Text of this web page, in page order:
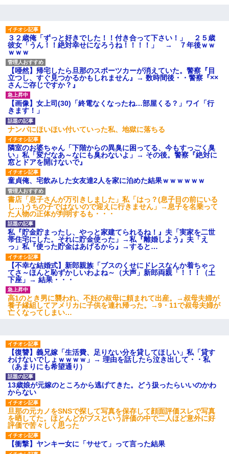
３２歳俺「ずっと好きでした！！付き合って下さい！」 ２５歳
彼女「うん！！絶対幸せになろうね！！！！」 → ７年後ｗｗ
ｗｗｗ
【唖然】帰宅したら旦那のスポーツカーが消えていた。警察『目
立つし、すぐ見つかるかもしれません』→ 数時間後・・警察『××
さんご存じですか？』
【画像】女上司(30)「終電なくなったね…部屋くる？」ワイ「行
きます！」
ナンパにほいほい付いていった私、地獄に落ちる
隣室のお婆ちゃん「下階からの異臭に困ってる、今もすっごく臭
い」私「変だなあ～なにも臭わないよ」→ その後。警察『絶対に
窓とドアを開けないで』
童貞俺、宅飲みした女友達2人を家に泊めた結果ｗｗｗｗｗｗ
書店「息子さんが万引きしました」私「はっ？(息子目の前にいる
し…)うちの子ではないので迎えに行きません」→息子を名乗って
た人物の正体が判明するも・・・
私『貯金貯まったし、やっと家建てられるね！』夫「実家を二世
帯住宅にした。それに貯金使った」→私『離婚しよう』夫「え
っ」私『使った貯金はあげるから』→すると…
【不幸な結婚式】新郎親族「ブスのくせにドレスなんか着ちゃっ
てさ～ほんと恥ずかしいわよね～（大声」新郎両親「！！！（土
下座」→ 結果・・・
高1のとき男に襲われ、不妊の叔母に頼まれて出産。→叔母夫婦が
養子縁組してアメリカに子供を連れ帰った。→9・11で叔母夫婦が
亡くなってしまい…
【復讐】義兄嫁「生活費、足りない分を貸してほしい」私「貸す
わけないでしょｗｗｗｗ」→ 理由を話したら泣き出して・・私
（あまりにも希望通り）
13歳娘が元嫁のところから逃げてきた。どう扱ったらいいのかわ
からない
旦那の元カノをSNSで探して写真を保存して顔面評価スレで写真
を晒してた。ほとんどがブスという評価の中で二人ほど意外に好
評価で苦々しく思った
【衝撃】ヤンキー女に「サせて」って言った結果